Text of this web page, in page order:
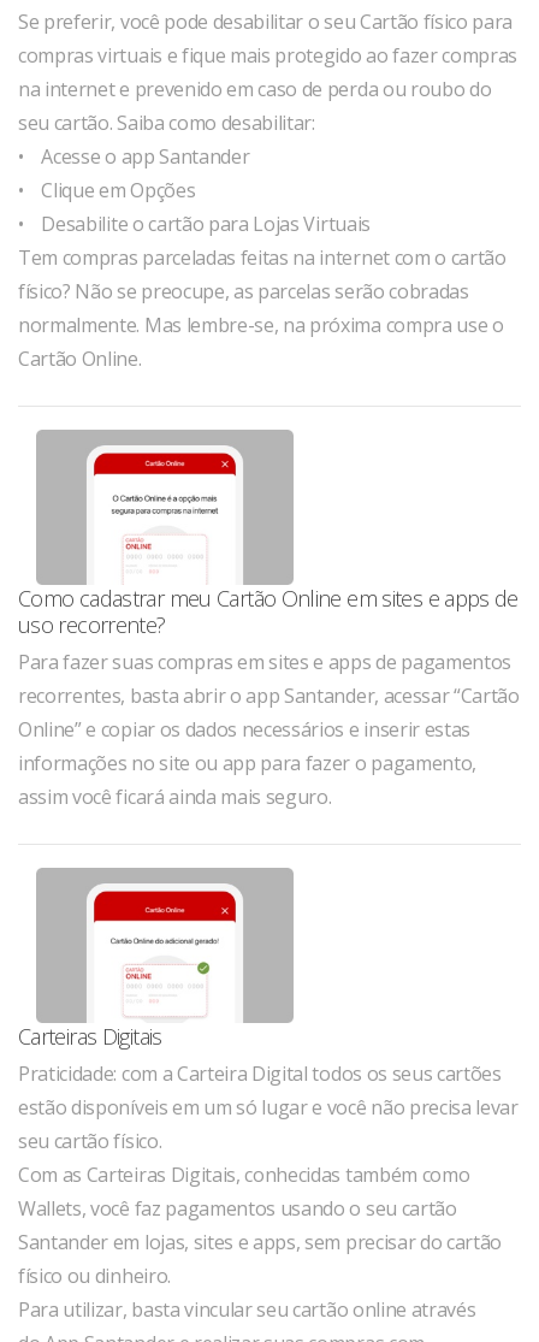
Se preferir, você pode desabilitar o seu Cartão físico para
compras virtuais e fique mais protegido ao fazer compras
na internet e prevenido em caso de perda ou roubo do
seu cartão. Saiba como desabilitar:
• Acesse o app Santander
• Clique em Opções
• Desabilite o cartão para Lojas Virtuais
Tem compras parceladas feitas na internet com o cartão
físico? Não se preocupe, as parcelas serão cobradas
normalmente. Mas lembre-se, na próxima compra use o
Cartão Online.
Como cadastrar meu Cartão Online em sites e apps de
uso recorrente?
Para fazer suas compras em sites e apps de pagamentos
recorrentes, basta abrir o app Santander, acessar “Cartão
Online” e copiar os dados necessários e inserir estas
informações no site ou app para fazer o pagamento,
assim você ficará ainda mais seguro.
Carteiras Digitais
Praticidade: com a Carteira Digital todos os seus cartões
estão disponíveis em um só lugar e você não precisa levar
seu cartão físico.
Com as Carteiras Digitais, conhecidas também como
Wallets, você faz pagamentos usando o seu cartão
Santander em lojas, sites e apps, sem precisar do cartão
físico ou dinheiro.
Para utilizar, basta vincular seu cartão online através